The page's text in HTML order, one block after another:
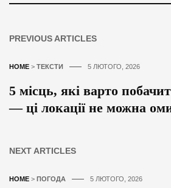
PREVIOUS ARTICLES
HOME > ТЕКСТИ 5 ЛЮТОГО, 2026
5 місць, які варто
— ці локації не можна
NEXT ARTICLES
HOME > ПОГОДА 5 ЛЮТОГО, 2026